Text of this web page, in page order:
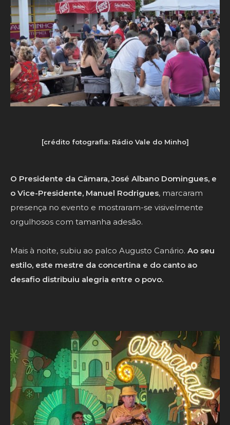
[crédito fotografia: Rádio Vale do Minho]
O Presidente da Câmara, José Albano Domingues, e
o Vice-Presidente, Manuel Rodrigues, marcaram
presença no evento e mostraram-se visivelmente
orgulhosos com tamanha adesão.
Mais à noite, subiu ao palco Augusto Canário. Ao seu
estilo, este mestre da concertina e do canto ao
desafio distribuiu alegria entre o povo.